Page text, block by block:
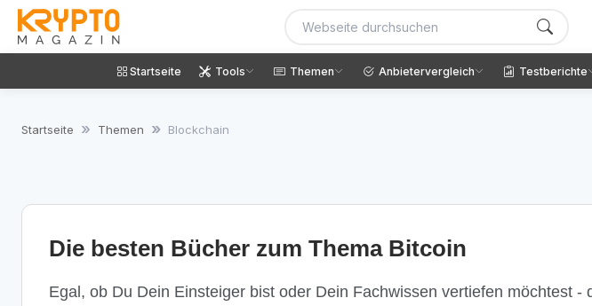
Startseite Tools Themen Anbietervergleich Testberichte
Startseite Themen Blockchain
Die besten Bücher zum Thema Bitcoin
Egal, ob Du Dein Einsteiger bist oder Dein Fachwissen vertiefen möchtest -